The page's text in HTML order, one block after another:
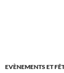
EVÈNEMENTS ET